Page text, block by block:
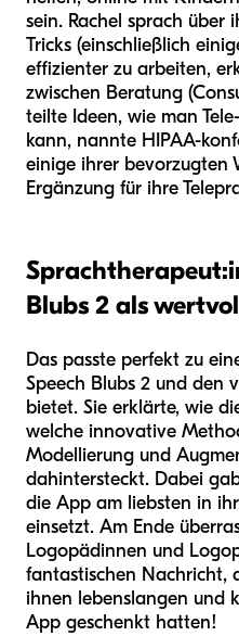
sein. Rachel sprach über
Tricks (einschließlich
effizienter zu arbeiten,
zwischen Beratung
teilte Ideen, wie man
kann, nannte HIPAA-
einige ihrer bevorzugten
Ergänzung für ihre
Blubs 2 als
Das passte perfekt zu
Speech Blubs 2 und den
bietet. Sie erklärte, wie
welche innovative
Modellierung und
dahintersteckt. Dabei
die App am liebsten in
einsetzt. Am Ende
Logopädinnen und
fantastischen Nachricht,
ihnen lebenslangen und
App geschenkt hatten!